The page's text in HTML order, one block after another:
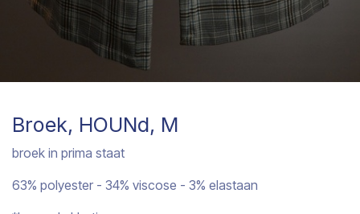
Broek, HOUNd, M
broek in prima staat
63% polyester - 34% viscose - 3% elastaan